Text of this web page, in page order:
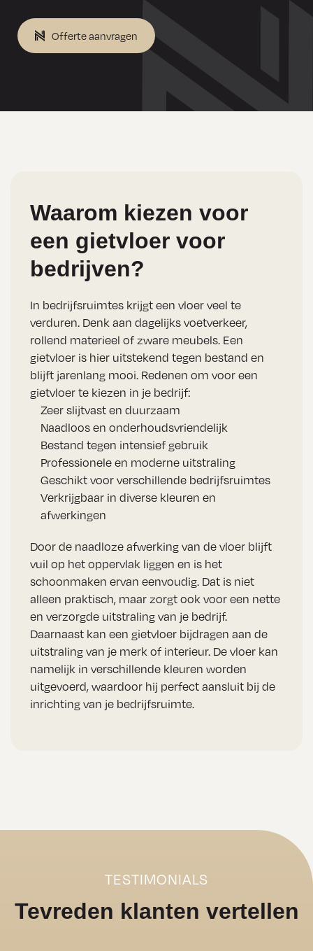
Offerte aanvragen
Waarom kiezen voor
een gietvloer voor
bedrijven?
In bedrijfsruimtes krijgt een vloer veel te
verduren. Denk aan dagelijks voetverkeer,
rollend materieel of zware meubels. Een
gietvloer is hier uitstekend tegen bestand en
blijft jarenlang mooi. Redenen om voor een
gietvloer te kiezen in je bedrijf:
Zeer slijtvast en duurzaam
Naadloos en onderhoudsvriendelijk
Bestand tegen intensief gebruik
Professionele en moderne uitstraling
Geschikt voor verschillende bedrijfsruimtes
Verkrijgbaar in diverse kleuren en
afwerkingen
Door de naadloze afwerking van de vloer blijft
vuil op het oppervlak liggen en is het
schoonmaken ervan eenvoudig. Dat is niet
alleen praktisch, maar zorgt ook voor een nette
en verzorgde uitstraling van je bedrijf.
Daarnaast kan een gietvloer bijdragen aan de
uitstraling van je merk of interieur. De vloer kan
namelijk in verschillende kleuren worden
uitgevoerd, waardoor hij perfect aansluit bij de
inrichting van je bedrijfsruimte.
TESTIMONIALS
Tevreden klanten vertellen